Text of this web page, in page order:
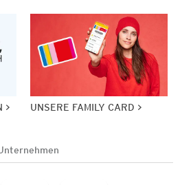
UNSERE FAMILY CARD